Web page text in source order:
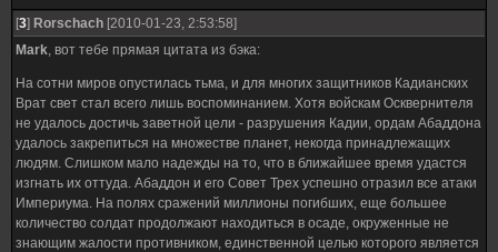
[3] Rorschach [2010-01-23, 2:53:58]
Mark, вот тебе прямая цитата из бэка:
На сотни миров опустилась тьма, и для многих защитников Кадианских
Врат свет стал всего лишь воспоминанием. Хотя войскам Осквернителя
не удалось достичь заветной цели - разрушения Кадии, ордам Абаддона
удалось закрепиться на множестве планет, некогда принадлежащих
людям. Слишком мало надежды на то, что в ближайшее время удастся
изгнать их оттуда. Абаддон и его Совет Трех успешно отразил все атаки
Империума. На полях сражений миллионы погибших, еще большее
количество солдат продолжают находиться в осаде, окруженные не
знающим жалости противником, единственной целью которого является